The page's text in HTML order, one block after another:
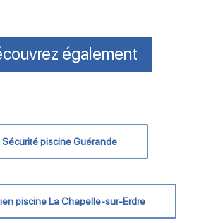
également
Sécurité piscine Guérande
piscine La Chapelle-sur-Erdre